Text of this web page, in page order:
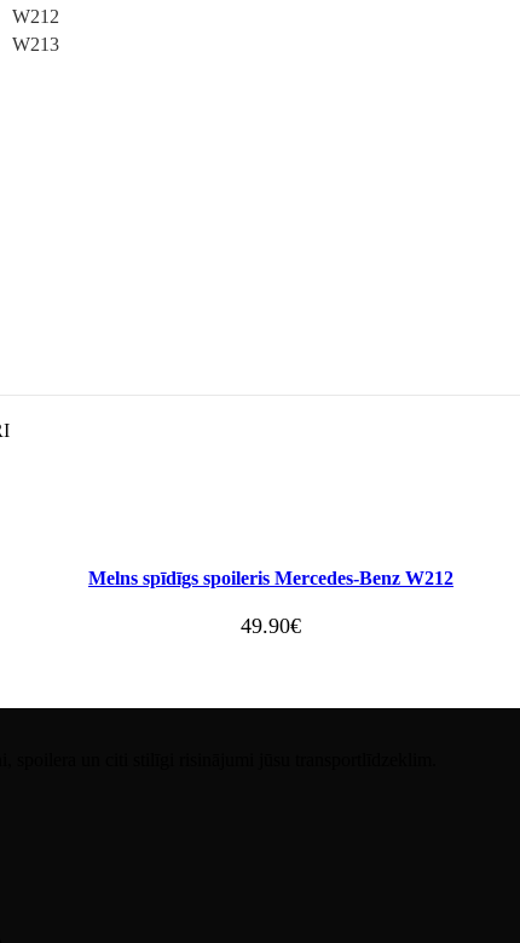
W212
W213
Melns spīdīgs spoileris Mercedes-Benz W212
49.90€